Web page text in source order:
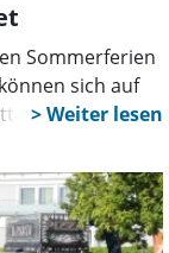
Sommerferien
sich auf
und weitere
am 13.